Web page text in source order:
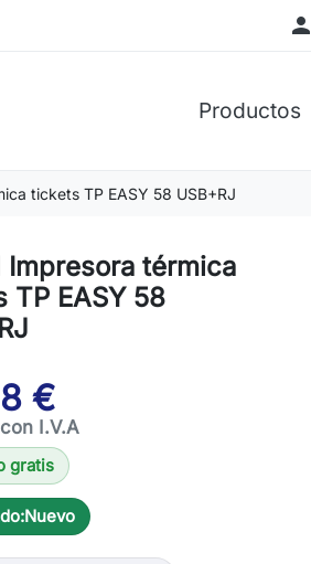

Productos
tickets TP EASY 58 USB+RJ
Impresora térmica
TP EASY 58
€
I.V.A
gratis
Nuevo